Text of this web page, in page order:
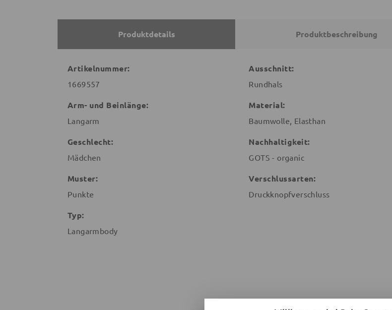
Produktdetails Produktbeschreibung
Artikelnummer:
1669557
Arm- und Beinlänge:
Langarm
Geschlecht:
Mädchen
Muster:
Punkte
Typ:
Langarmbody
Ausschnitt:
Rundhals
Material:
Baumwolle, Elasthan
Nachhaltigkeit:
GOTS - organic
Verschlussarten:
Druckknopfverschluss